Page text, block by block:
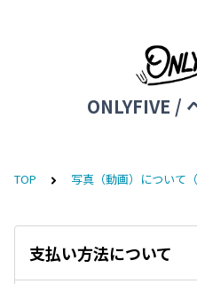
ONLYFIVE /
TOP 写真（動画）について（
支払い方法について